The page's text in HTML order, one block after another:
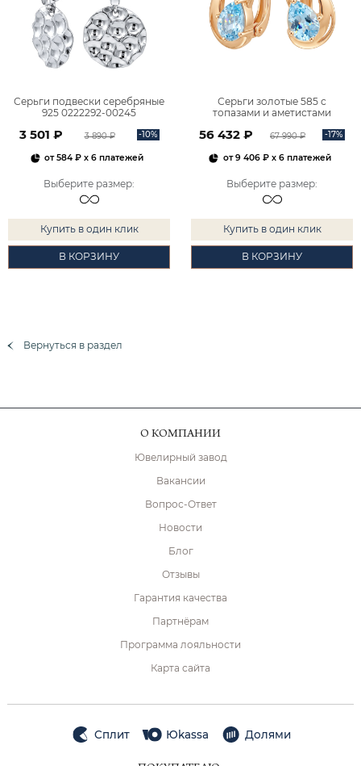
Серьги подвески серебряные
925 0222292-00245
3 501 ₽ 3 890 ₽ -10%
от584 ₽ x 6 платежей
Выберите размер:
Купить в один клик
В КОРЗИНУ
Серьги золотые 585 с
топазами и аметистами
56 432 ₽ 67 990 ₽ -17%
от9 406 ₽x 6 платежей
Выберите размер:
Купить в один клик
В КОРЗИНУ
Вернуться в раздел
О КОМПАНИИ
Ювелирный завод
Вакансии
Вопрос-Ответ
Новости
Блог
Отзывы
Гарантия качества
Партнёрам
Программа лояльности
Карта сайта
Сплит Юkassa Долями